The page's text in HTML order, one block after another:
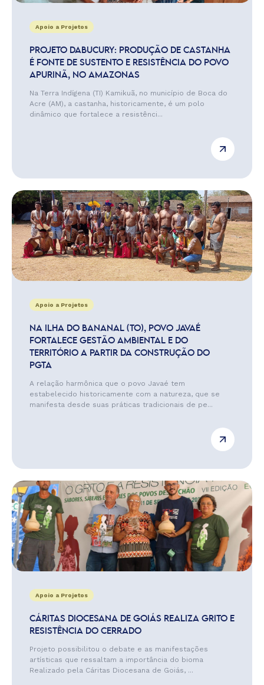
Apoio a Projetos
PROJETO DABUCURY: PRODUÇÃO DE CASTANHA
É FONTE DE SUSTENTO E RESISTÊNCIA DO POVO
APURINÃ, NO AMAZONAS
Na Terra Indígena (TI) Kamikuã, no município de Boca do
Acre (AM), a castanha, historicamente, é um polo
dinâmico que fortalece a resistênci...
Apoio a Projetos
NA ILHA DO BANANAL (TO), POVO JAVAÉ
FORTALECE GESTÃO AMBIENTAL E DO
TERRITÓRIO A PARTIR DA CONSTRUÇÃO DO
PGTA
A relação harmônica que o povo Javaé tem
estabelecido historicamente com a natureza, que se
manifesta desde suas práticas tradicionais de pe...
Apoio a Projetos
CÁRITAS DIOCESANA DE GOIÁS REALIZA GRITO E
RESISTÊNCIA DO CERRADO
Projeto possibilitou o debate e as manifestações
artísticas que ressaltam a importância do bioma
Realizado pela Cáritas Diocesana de Goiás, ...